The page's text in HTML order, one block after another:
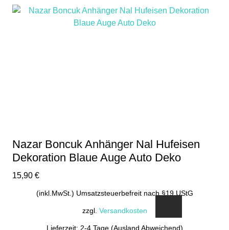
Nazar Boncuk Anhänger Nal Hufeisen
Dekoration Blaue Auge Auto Deko
15,90 €
(inkl.MwSt.) Umsatzsteuerbefreit nach §19 UStG
zzgl. Versandkosten
Lieferzeit: 2-4 Tage (Ausland Abweichend)